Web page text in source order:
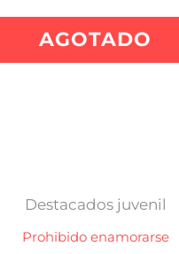
AGOTADO
Destacados juvenil
Prohibido enamorarse